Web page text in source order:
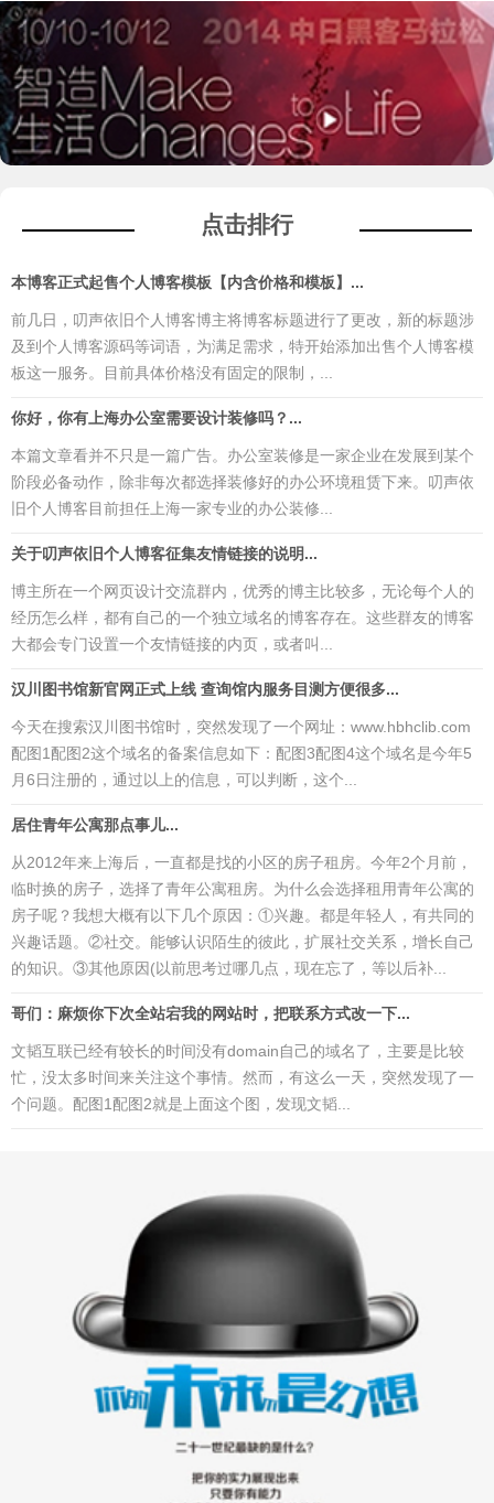
点击排行
本博客正式起售个人博客模板【内含价格和模板】...
前几日，叨声依旧个人博客博主将博客标题进行了更改，新的标题涉
及到个人博客源码等词语，为满足需求，特开始添加出售个人博客模
板这一服务。目前具体价格没有固定的限制，...
你好，你有上海办公室需要设计装修吗？...
本篇文章看并不只是一篇广告。办公室装修是一家企业在发展到某个
阶段必备动作，除非每次都选择装修好的办公环境租赁下来。叨声依
旧个人博客目前担任上海一家专业的办公装修...
关于叨声依旧个人博客征集友情链接的说明...
博主所在一个网页设计交流群内，优秀的博主比较多，无论每个人的
经历怎么样，都有自己的一个独立域名的博客存在。这些群友的博客
大都会专门设置一个友情链接的内页，或者叫...
汉川图书馆新官网正式上线 查询馆内服务目测方便很多...
今天在搜索汉川图书馆时，突然发现了一个网址：www.hbhclib.com
配图1配图2这个域名的备案信息如下：配图3配图4这个域名是今年5
月6日注册的，通过以上的信息，可以判断，这个...
居住青年公寓那点事儿...
从2012年来上海后，一直都是找的小区的房子租房。今年2个月前，
临时换的房子，选择了青年公寓租房。为什么会选择租用青年公寓的
房子呢？我想大概有以下几个原因：①兴趣。都是年轻人，有共同的
兴趣话题。②社交。能够认识陌生的彼此，扩展社交关系，增长自己
的知识。③其他原因(以前思考过哪几点，现在忘了，等以后补...
哥们：麻烦你下次全站宕我的网站时，把联系方式改一下...
文韬互联已经有较长的时间没有domain自己的域名了，主要是比较
忙，没太多时间来关注这个事情。然而，有这么一天，突然发现了一
个问题。配图1配图2就是上面这个图，发现文韬...